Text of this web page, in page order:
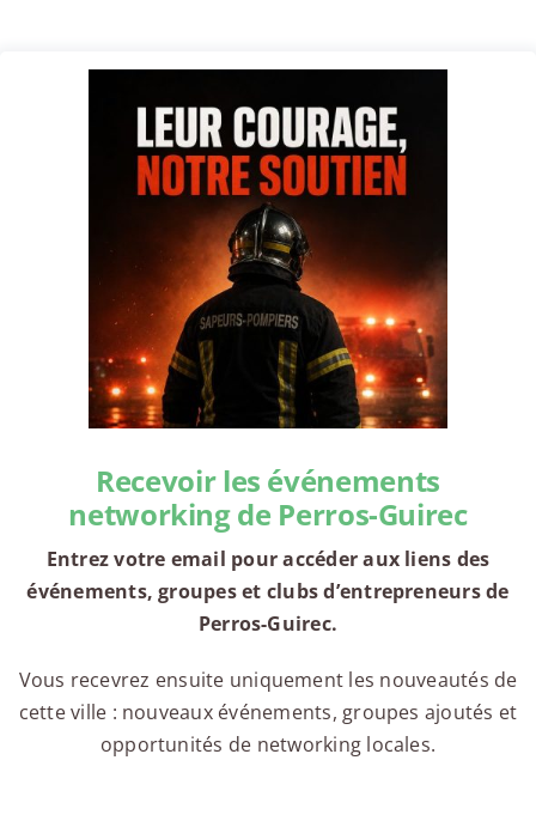
Recevoir les événements
networking de Perros-Guirec
Entrez votre email pour accéder aux liens des
événements, groupes et clubs d’entrepreneurs de
Perros-Guirec.
Vous recevrez ensuite uniquement les nouveautés de
cette ville : nouveaux événements, groupes ajoutés et
opportunités de networking locales.